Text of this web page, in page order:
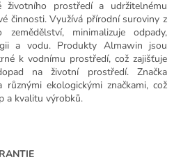
prostředí a udržitelnému
činnosti. Využívá přírodní suroviny z
zemědělství, minimalizuje odpady,
a vodu. Produkty Almawin jsou
k vodnímu prostředí, což zajišťuje
na životní prostředí. Značka
ekologickými značkami, což
a kvalitu výrobků.